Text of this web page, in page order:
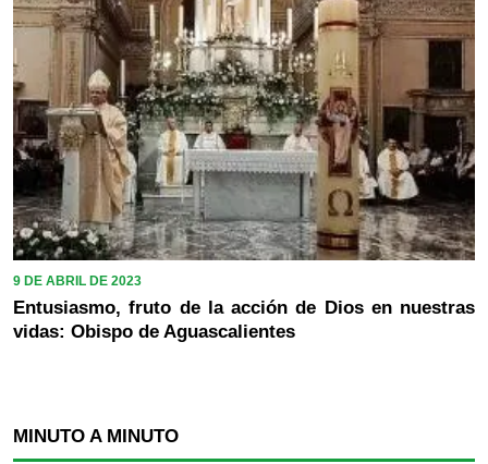
9 DE ABRIL DE 2023
Entusiasmo, fruto de la acción de Dios en nuestras
vidas: Obispo de Aguascalientes
MINUTO A MINUTO